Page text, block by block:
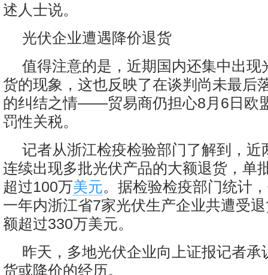
述人士说。
光伏企业遭遇降价退货
值得注意的是，近期国内还集中出现
货的现象，这也反映了在谈判尚未最后
的纠结之情——贸易商仍担心8月6日欧
罚性关税。
记者从浙江检疫检验部门了解到，近
连续出现多批光伏产品的大额退货，单
超过100万美元。据检验检疫部门统计
一年内浙江省7家光伏生产企业共遭受
额超过330万美元。
昨天，多地光伏企业向上证报记者承
货或降价的经历。